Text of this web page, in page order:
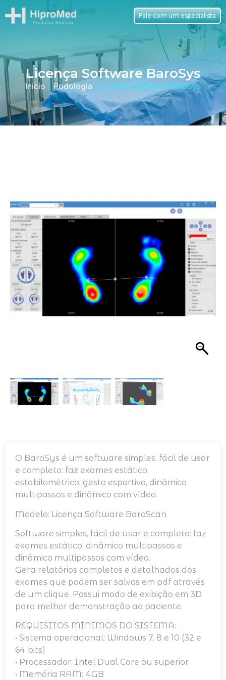
Fale com um especialista
Licença Software BaroSys
Início / Podologia / Licença Software BaroSys
O BaroSys é um software simples, fácil de usar
e completo: faz exames estático,
estabilométrico, gesto esportivo, dinâmico
multipassos e dinâmico com vídeo.
Modelo: Licença Software BaroScan
Software simples, fácil de usar e completo: faz
exames estático, dinâmico multipassos e
dinâmico multipassos com vídeo.
Gera relatórios completos e detalhados dos
exames que podem ser salvos em pdf através
de um clique. Possui modo de exibição em 3D
para melhor demonstração ao paciente.
REQUISITOS MÍNIMOS DO SISTEMA:
• Sistema operacional: Windows 7, 8 e 10 (32 e
64 bits)
• Processador: Intel Dual Core ou superior
• Memória RAM: 4GB